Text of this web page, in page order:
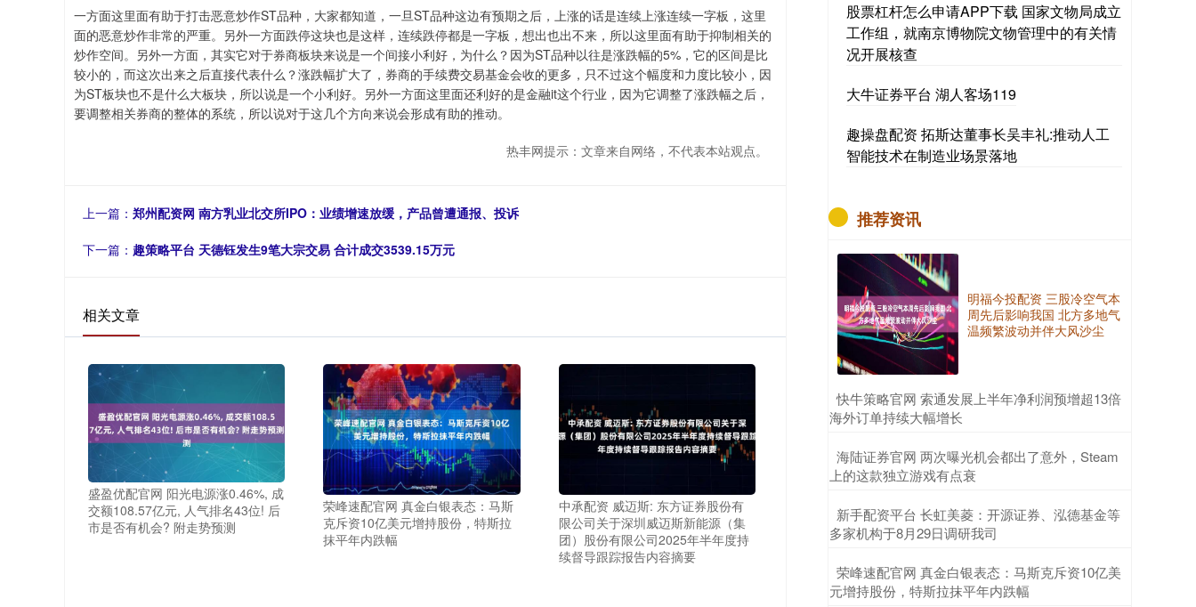
一方面这里面有助于打击恶意炒作ST品种，大家都知道，一旦ST品种这边有预期之后，上涨的话是连续上涨连续一字板，这里
面的恶意炒作非常的严重。另外一方面跌停这块也是这样，连续跌停都是一字板，想出也出不来，所以这里面有助于抑制相关的
炒作空间。另外一方面，其实它对于券商板块来说是一个间接小利好，为什么？因为ST品种以往是涨跌幅的5%，它的区间是比
较小的，而这次出来之后直接代表什么？涨跌幅扩大了，券商的手续费交易基金会收的更多，只不过这个幅度和力度比较小，因
为ST板块也不是什么大板块，所以说是一个小利好。另外一方面这里面还利好的是金融it这个行业，因为它调整了涨跌幅之后，
要调整相关券商的整体的系统，所以说对于这几个方向来说会形成有助的推动。
热丰网提示：文章来自网络，不代表本站观点。
上一篇： 郑州配资网 南方乳业北交所IPO：业绩增速放缓，产品曾遭通报、投诉
下一篇： 趣策略平台 天德钰发生9笔大宗交易 合计成交3539.15万元
相关文章
盛盈优配官网 阳光电源涨0.46%, 成
交额108.57亿元, 人气排名43位! 后
市是否有机会? 附走势预测
荣峰速配官网 真金白银表态：马斯
克斥资10亿美元增持股份，特斯拉
抹平年内跌幅
中承配资 威迈斯: 东方证券股份有
限公司关于深圳威迈斯新能源（集
团）股份有限公司2025年半年度持
续督导跟踪报告内容摘要
股票杠杆怎么申请APP下载 国家文物局成立
工作组，就南京博物院文物管理中的有关情
况开展核查
大牛证券平台 湖人客场119
趣操盘配资 拓斯达董事长吴丰礼:推动人工
智能技术在制造业场景落地
推荐资讯
明福今投配资 三股冷空气本
周先后影响我国 北方多地气
温频繁波动并伴大风沙尘
​快牛策略官网 索通发展上半年净利润预增超13倍
海外订单持续大幅增长
​海陆证券官网 两次曝光机会都出了意外，Steam
上的这款独立游戏有点衰
​新手配资平台 长虹美菱：开源证券、泓德基金等
多家机构于8月29日调研我司
​荣峰速配官网 真金白银表态：马斯克斥资10亿美
元增持股份，特斯拉抹平年内跌幅